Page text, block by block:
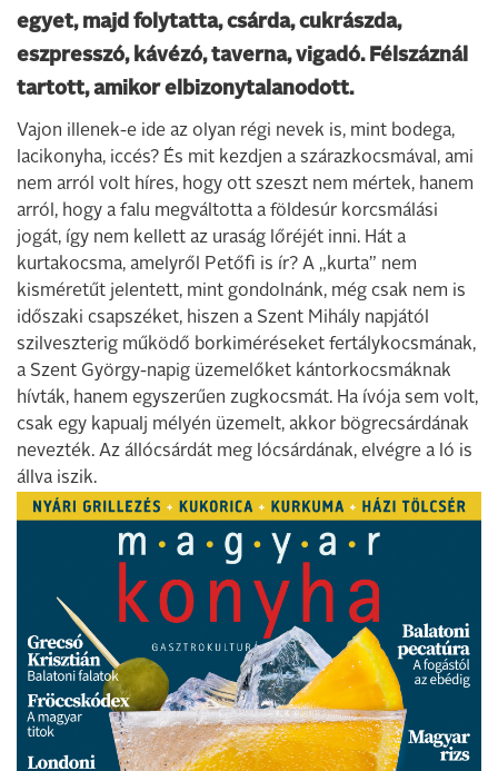
egyet, majd folytatta, csárda, cukrászda,
eszpresszó, kávézó, taverna, vigadó. Félszáznál
tartott, amikor elbizonytalanodott.
Vajon illenek-e ide az olyan régi nevek is, mint bodega,
lacikonyha, iccés? És mit kezdjen a szárazkocsmával, ami
nem arról volt híres, hogy ott szeszt nem mértek, hanem
arról, hogy a falu megváltotta a földesúr korcsmálási
jogát, így nem kellett az uraság lőréjét inni. Hát a
kurtakocsma, amelyről Petőfi is ír? A „kurta” nem
kisméretűt jelentett, mint gondolnánk, még csak nem is
időszaki csapszéket, hiszen a Szent Mihály napjától
szilveszterig működő borkiméréseket fertálykocsmának,
a Szent György-napig üzemelőket kántorkocsmáknak
hívták, hanem egyszerűen zugkocsmát. Ha ívója sem volt,
csak egy kapualj mélyén üzemelt, akkor bögrecsárdának
nevezték. Az állócsárdát meg lócsárdának, elvégre a ló is
állva iszik.